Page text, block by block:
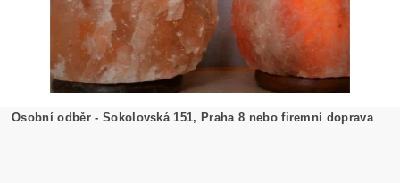
Osobní odběr - Sokolovská 151, Praha 8 nebo firemní doprava